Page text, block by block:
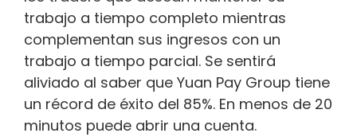
trabajo a tiempo completo mientras
complementan sus ingresos con un
trabajo a tiempo parcial. Se sentirá
aliviado al saber que Yuan Pay Group tiene
un récord de éxito del 85%. En menos de 20
minutos puede abrir una cuenta.